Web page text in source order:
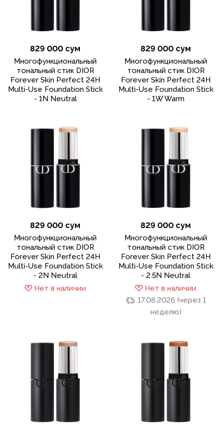
829 000 сум
Многофункциональный
тональный стик DIOR
Forever Skin Perfect 24H
Multi-Use Foundation Stick
- 1N Neutral
829 000 сум
Многофункциональный
тональный стик DIOR
Forever Skin Perfect 24H
Multi-Use Foundation Stick
- 1W Warm
829 000 сум
Многофункциональный
тональный стик DIOR
Forever Skin Perfect 24H
Multi-Use Foundation Stick
- 2N Neutral
Нет в наличии
829 000 сум
Многофункциональный
тональный стик DIOR
Forever Skin Perfect 24H
Multi-Use Foundation Stick
- 2.5N Neutral
Нет в наличии
17.08.2026 (через 1
неделю)